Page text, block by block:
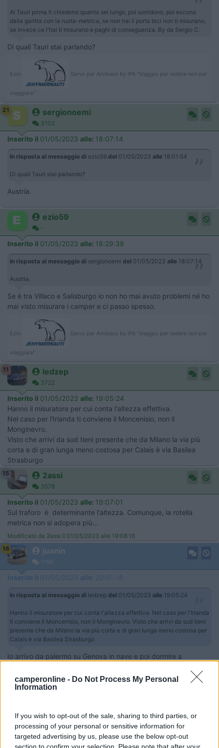
camperonline - Do Not Process My Personal
Information
If you wish to opt-out of the sale, sharing to third parties, or
processing of your personal or sensitive information for
targeted advertising by us, please use the below opt-out
Ai Tauri prima ti chiedono quanto sei lungo, poi sorridono, poi escono
dalla garitta con la ruota-metrica, se non hai il porta bici non ti misurano,
se invece ce l'hai ti misurano e paghi di conseguenza. By da Sergio C.
Di quali Tauri stai parlando?
Ezio Servo per Amikeco by IPA "Viaggio per vedere non per
viaggiare"
21 sergionoemi
3102
Inserito il 01/05/2023 alle: 18:07:14
In risposta al messaggio di ezio59 del 01/05/2023 alle 18:01:54
Di quali Tauri stai parlando?
Austria.
ezio59
-
Inserito il 01/05/2023 alle: 18:29:38
In risposta al messaggio di sergionoemi del 01/05/2023 alle 18:07:14
Austria.
Se è tra Villaco e Salisburgo io non ho mai avuto problemi né ho
mai visto misurare i camper e ci passo spesso.
Ezio Servo per Amikeco by IPA "Viaggio per vedere non per
viaggiare"
11 ledzep
3722
Inserito il 01/05/2023 alle: 19:05:24
Hanno il misuratore per cui conta l'altezza effettiva.
Nel caso per l'Irlanda ti conviene il Moncenisio, non il
Monginevro.
Visto che arrivi da sud tieni presente che da Milano la via più
corta e di gran lunga meno costosa per Calais è via Basilea
Strasburgo
15 2assi
3578
Inserito il 01/05/2023 alle: 19:07:01
Sul traforo è determinante l'altezza. Comunque, la rotella
metrica non si adopera più...
Modificato da 2assi il 01/05/2023 alle 19:08:16
16
juanin
1196
Inserito il 01/05/2023 alle: 20:01:18
In risposta al messaggio di ledzep del 01/05/2023 alle 19:05:24
Hanno il misuratore per cui conta l'altezza effettiva. Nel caso per l'Irlanda
ti conviene il Moncenisio, non il Monginevro. Visto che arrivi da sud tieni
presente che da Milano la via più corta e di gran lunga meno costosa per
Calais è via Basilea Strasburgo
Io arrivo da palermo su Genova in nave e poi dormire a
ho esaminato tre diversi itinerari per non pagare pedaggi in
francia e sembra che il percorso del Monginevro sia il più breve
persone.
Chiaramente dalla Svizzera la strada è più breve , ma più
rischiosa per via del peso per cui la evito sempre.